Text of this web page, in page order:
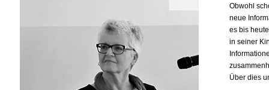
Obwohl
neue
es bis
in seiner
Über dies